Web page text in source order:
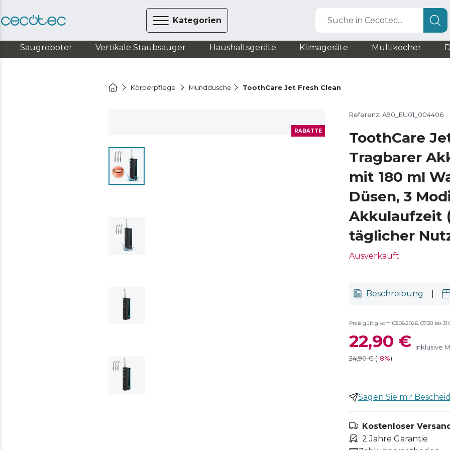
Kategorien Suche in Cecotec...
Saugroboter Vertikale Staubsauger Haushaltsgeräte Klimageräte Multikocher
Körperpflege Munddusche ToothCare Jet Fresh Clean
RABATTE
Referenz: A90_EU01_004406
ToothCare
Tragbarer
mit 180 ml
Düsen, 3
Akkulaufzeit
täglicher
Ausverkauft
Beschreibung
Preis gültig vom 03.08.2026, 07:30 bis
22,90 € Inklusive
24,90 € (-8%)
Sagen Sie mir
Kostenloser
2 Jahre Garantie